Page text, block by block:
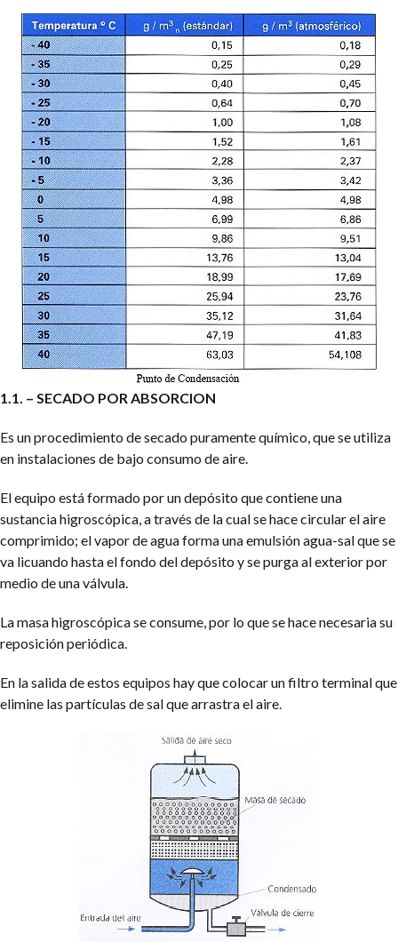
1.1. – SECADO POR ABSORCION
Es un procedimiento de secado puramente químico, que se utiliza
en instalaciones de bajo consumo de aire.
El equipo está formado por un depósito que contiene una
sustancia higroscópica, a través de la cual se hace circular el aire
comprimido; el vapor de agua forma una emulsión agua-sal que se
va licuando hasta el fondo del depósito y se purga al exterior por
medio de una válvula.
La masa higroscópica se consume, por lo que se hace necesaria su
reposición periódica.
En la salida de estos equipos hay que colocar un filtro terminal que
elimine las partículas de sal que arrastra el aire.